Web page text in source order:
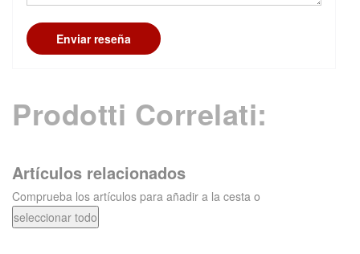
Enviar reseña
Prodotti Correlati:
Artículos relacionados
Comprueba los artículos para añadir a la cesta o
seleccionar todo